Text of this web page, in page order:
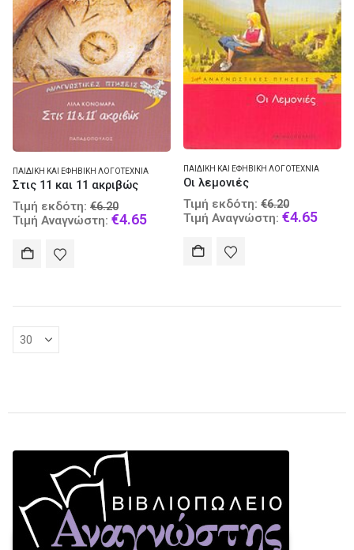
ΠΑΙΔΙΚΉ ΚΑΙ ΕΦΗΒΙΚΉ ΛΟΓΟΤΕΧΝΊΑ
Στις 11 και 11 ακριβώς
Τιμή εκδότη: €6.20
price
Τιμή Αναγνώστη: €4.65Current
ΠΑΙΔΙΚΉ ΚΑΙ ΕΦΗΒΙΚΉ ΛΟΓΟΤΕΧΝΊΑ
Οι λεμονιές
Τιμή εκδότη: €6.20
price
Τιμή Αναγνώστη: €4.65